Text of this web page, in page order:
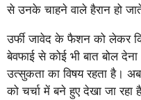
से उनके चाहने वाले हैरान हो
उर्फी जावेद के फैशन को लेकर
बेवफाई से कोई भी बात बोल
उत्सुकता का विषय रहता है।
को चर्चा में बने हुए देखा जा